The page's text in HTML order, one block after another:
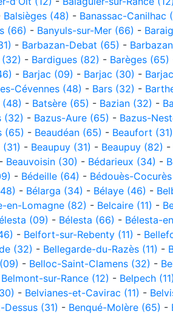
Balsièges (48) - Banassac-Canilhac
(66) - Banyuls-sur-Mer (66) -
- Barbazan-Debat (65) -
- Bardigues (82) - Barèges (65)
- Barjac (09) - Barjac (30) -
Cévennes (48) - Bars (32) -
(48) - Batsère (65) - Bazian (32) -
(32) - Bazus-Aure (65) - Bazus-
(65) - Beaudéan (65) - Beaufort (31)
- Beaupuy (31) - Beaupuy (82) -
- Beauvoisin (30) - Bédarieux (34) -
- Bédeille (64) - Bédouès-
- Bélarga (34) - Bélaye (46) -
en-Lomagne (82) - Belcaire (11) -
(09) - Bélesta (66) - Bélesta-
- Belfort-sur-Rebenty (11) -
(32) - Bellegarde-du-Razès (11) -
- Belloc-Saint-Clamens (32) -
Belmont-sur-Rance (12) - Belpech (11)
- Belvianes-et-Cavirac (11) -
(31) - Benqué-Molère (65) -